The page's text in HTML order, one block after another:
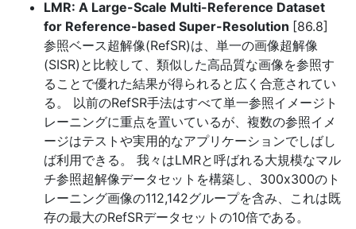
LMR: A Large-Scale Multi-Reference Dataset
for Reference-based Super-Resolution [86.8]
参照ベース超解像(RefSR)は、単一の画像超解像
(SISR)と比較して、類似した高品質な画像を参照す
ることで優れた結果が得られると広く合意されてい
る。 以前のRefSR手法はすべて単一参照イメージト
レーニングに重点を置いているが、複数の参照イメ
ージはテストや実用的なアプリケーションでしばし
ば利用できる。 我々はLMRと呼ばれる大規模なマル
チ参照超解像データセットを構築し、300x300のト
レーニング画像の112,142グループを含み、これは既
存の最大のRefSRデータセットの10倍である。